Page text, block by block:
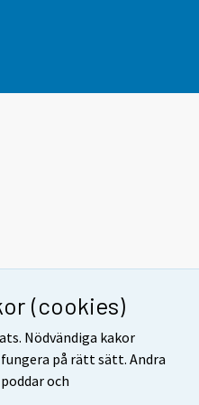
(cookies)
Nödvändiga kakor
på rätt sätt. Andra
och